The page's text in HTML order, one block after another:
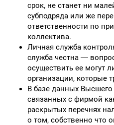
срок, не станет ни
субподряда или же
ответственности по
коллектива.
Личная служба
служба честна ―
осуществить ее могут
организации, которые
В базе данных Высшего
связанных с фирмой
раскрытых перечнях
о том, собственно что